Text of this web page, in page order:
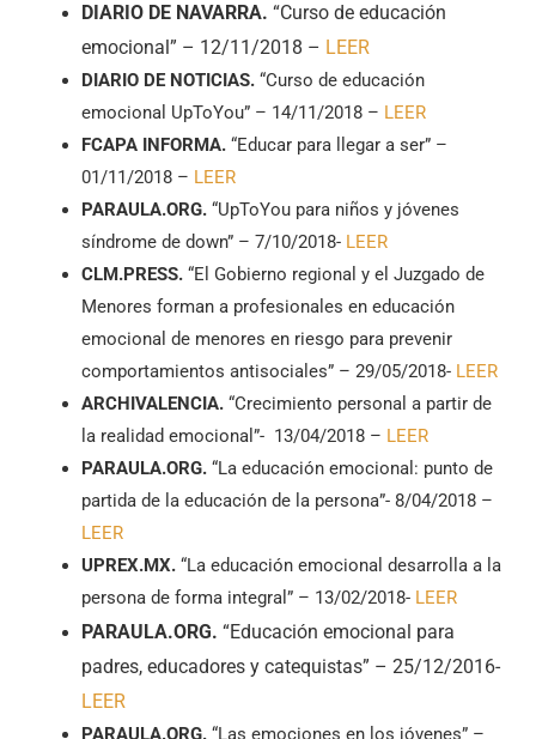
DIARIO DE NAVARRA. “Curso de educación
emocional” – 12/11/2018 – LEER
DIARIO DE NOTICIAS. “Curso de educación
emocional UpToYou” – 14/11/2018 – LEER
FCAPA INFORMA. “Educar para llegar a ser” –
01/11/2018 – LEER
PARAULA.ORG. “UpToYou para niños y jóvenes
síndrome de down” – 7/10/2018- LEER
CLM.PRESS. “El Gobierno regional y el Juzgado de
Menores forman a profesionales en educación
emocional de menores en riesgo para prevenir
comportamientos antisociales” – 29/05/2018- LEER
ARCHIVALENCIA. “Crecimiento personal a partir de
la realidad emocional”- 13/04/2018 – LEER
PARAULA.ORG. “La educación emocional: punto de
partida de la educación de la persona”- 8/04/2018 –
LEER
UPREX.MX. “La educación emocional desarrolla a la
persona de forma integral” – 13/02/2018- LEER
PARAULA.ORG. “Educación emocional para
padres, educadores y catequistas” – 25/12/2016-
LEER
PARAULA.ORG. “Las emociones en los jóvenes” –